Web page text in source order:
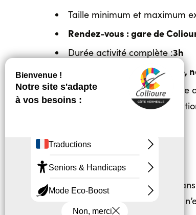
Taille minimum et maximum
Rendez-vous : gare de
Durée activité complète :3h
Réservation non annulable,
Activité possible sous réserve
vigilance rouge (plus
En raison du risque incendie
niveau de vigilance à Collioure